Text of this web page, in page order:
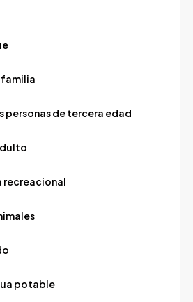
familia
personas de tercera edad
recreacional
potable